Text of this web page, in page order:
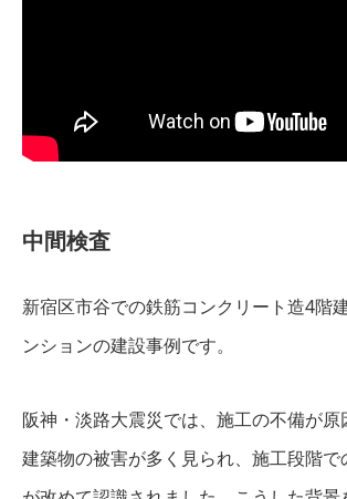
中間検査
新宿区市谷での鉄筋コンクリート造4階
ンションの建設事例です。
阪神・淡路大震災では、施工の不備が原
建築物の被害が多く見られ、施工段階で